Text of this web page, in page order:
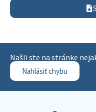
Našli ste na stránke
Nahlásiť chybu